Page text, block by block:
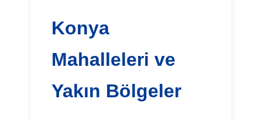
Konya
Mahalleleri ve
Yakın Bölgeler